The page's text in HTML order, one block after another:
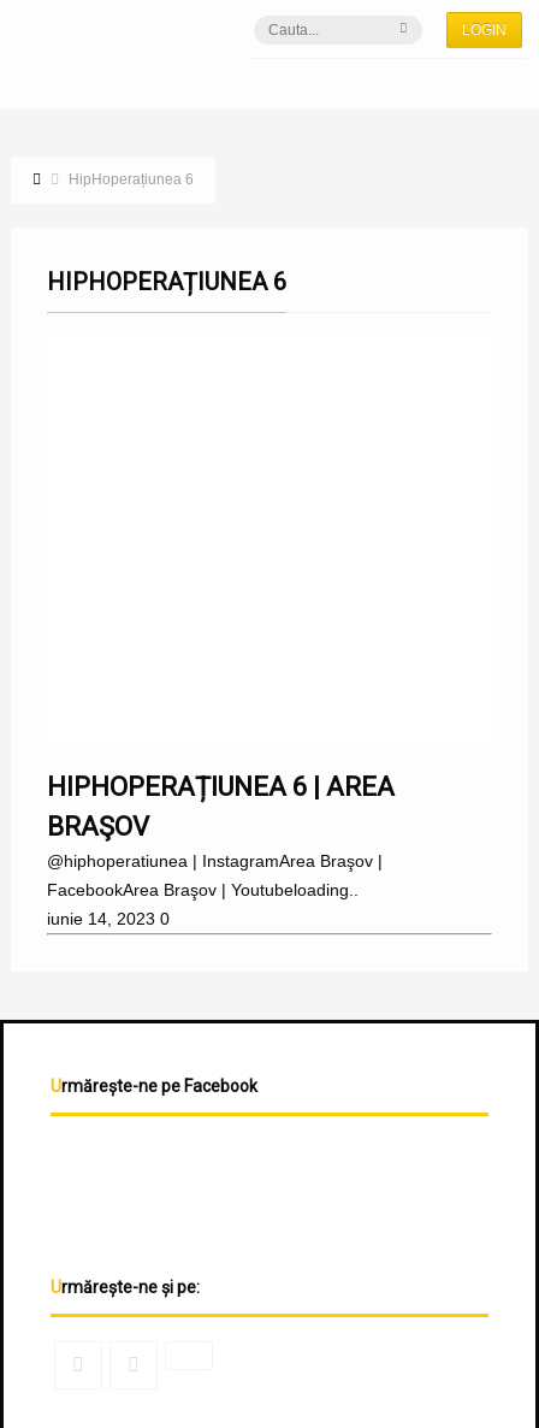
LOGIN
HipHoperațiunea 6
HIPHOPERAȚIUNEA 6
HIPHOPERAȚIUNEA 6 | AREA
BRAŞOV
@hiphoperatiunea | InstagramArea Braşov |
FacebookArea Braşov | Youtubeloading..
iunie 14, 2023 0
Urmărește-ne pe Facebook
Urmărește-ne și pe: